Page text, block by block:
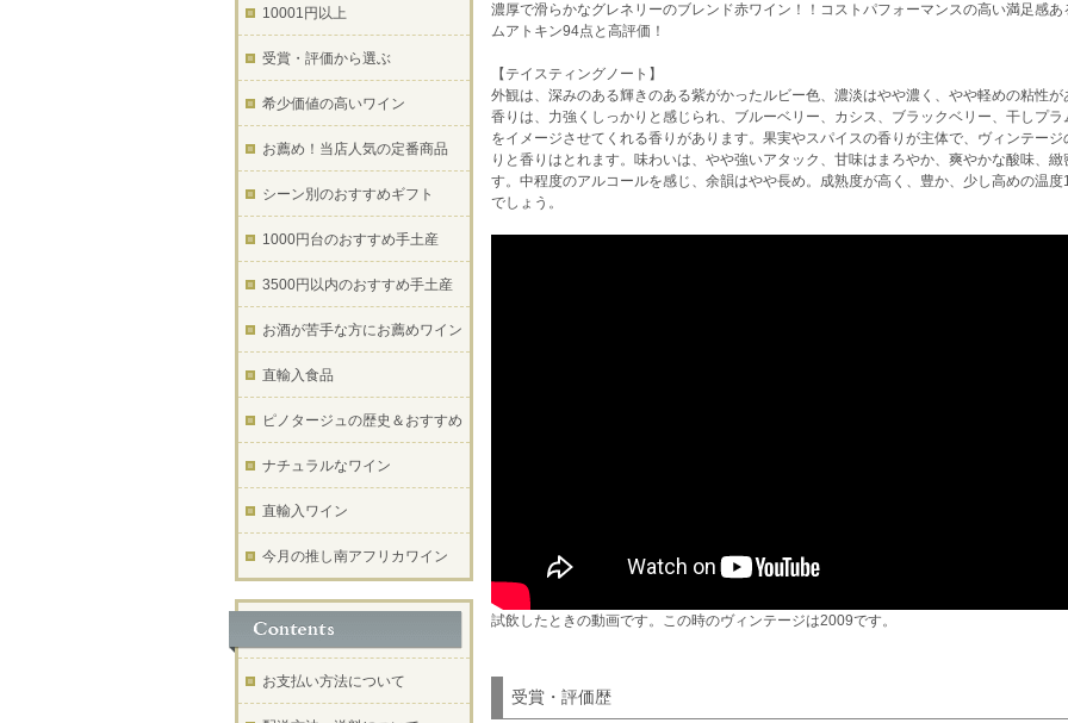
濃厚で滑らかなグレネリーのブレンド赤ワイン！！コストパフォーマンスの高い満足感
ムアトキン94点と高評価！
【テイスティングノート】
外観は、深みのある輝きのある紫がかったルビー色、濃淡はやや濃く、やや軽めの粘性が
香りは、力強くしっかりと感じられ、ブルーベリー、カシス、ブラックベリー、干しプ
をイメージさせてくれる香りがあります。果実やスパイスの香りが主体で、ヴィンテー
りと香りはとれます。味わいは、やや強いアタック、甘味はまろやか、爽やかな酸味、
す。中程度のアルコールを感じ、余韻はやや長め。成熟度が高く、豊か、少し高めの温
でしょう。
試飲したときの動画です。この時のヴィンテージは2009です。
受賞・評価歴
10001円以上
受賞・評価から選ぶ
希少価値の高いワイン
お薦め！当店人気の定番商品
シーン別のおすすめギフト
1000円台のおすすめ手土産
3500円以内のおすすめ手土産
お酒が苦手な方にお薦めワイン
直輸入食品
ピノタージュの歴史＆おすすめ
ナチュラルなワイン
直輸入ワイン
今月の推し南アフリカワイン
お支払い方法について